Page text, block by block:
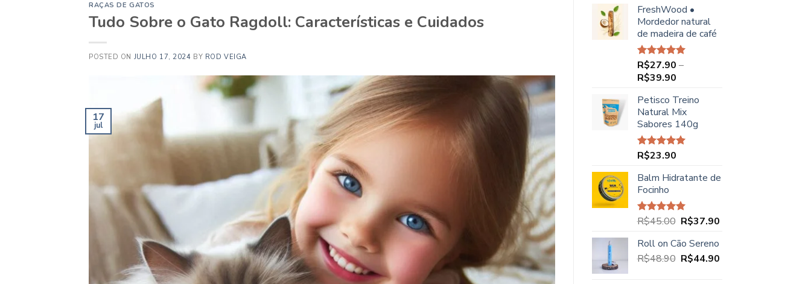
RAÇAS DE GATOS
Tudo Sobre o Gato Ragdoll: Características e Cuidados
POSTED ON JULHO 17, 2024 BY ROD VEIGA
17
jul
FreshWood •
Mordedor natural
de madeira de café
Avaliação
5.00de 5
R$27.90 –
R$39.90Faixa
preço:
R$27.90
através
R$39.90
Petisco Treino
Natural Mix
Sabores 140g
Avaliação
R$23.90
Balm Hidratante de
Focinho
Avaliação
R$45.00 O
original
era:
R$37.90
Roll on Cão Sereno
R$48.90 O
R$44.90